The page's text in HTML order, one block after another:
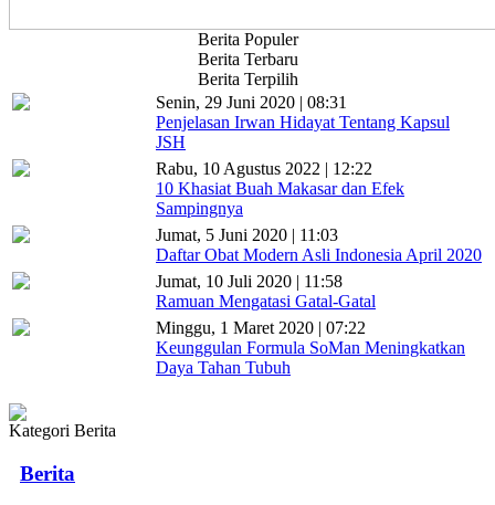
Berita Populer
Berita Terbaru
Berita Terpilih
Senin, 29 Juni 2020 | 08:31
Penjelasan Irwan Hidayat Tentang Kapsul
JSH
Rabu, 10 Agustus 2022 | 12:22
10 Khasiat Buah Makasar dan Efek
Sampingnya
Jumat, 5 Juni 2020 | 11:03
Daftar Obat Modern Asli Indonesia April 2020
Jumat, 10 Juli 2020 | 11:58
Ramuan Mengatasi Gatal-Gatal
Minggu, 1 Maret 2020 | 07:22
Keunggulan Formula SoMan Meningkatkan
Daya Tahan Tubuh
Kategori Berita
Berita